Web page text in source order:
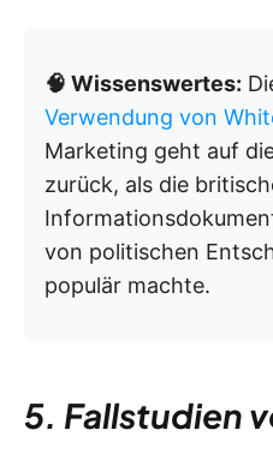
🧠 Wissenswertes:
Verwendung von
Marketing geht auf
zurück, als die
von politischen
populär machte.
5. Fallstudien